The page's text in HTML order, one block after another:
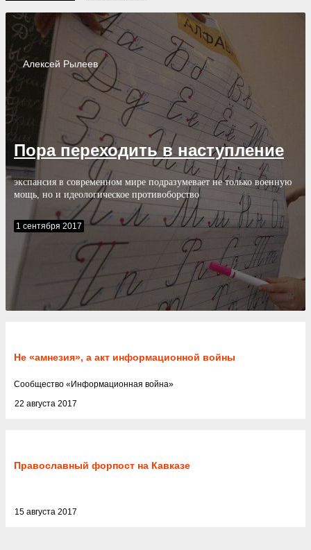
Алексей Рылеев
Пора переходить в наступление
экспансия в современном мире подразумевает не только военную
мощь, но и идеологическое противоборство
1 сентября 2017
Не «амнезия», а акт информационной войны
22 августа 2017
Cообщество « Информационная война»
Православный форпост на Кавказе
15 августа 2017